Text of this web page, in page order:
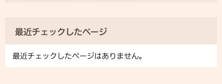
最近チェックしたページ
最近チェックしたページはありません。